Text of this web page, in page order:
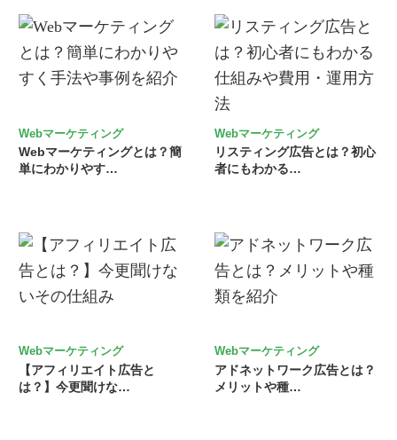
Webマーケティング
Webマーケティングとは？簡
単にわかりやす…
Webマーケティング
リスティング広告とは？初心
者にもわかる…
Webマーケティング
【アフィリエイト広告と
は？】今更聞けな…
Webマーケティング
アドネットワーク広告とは？
メリットや種…